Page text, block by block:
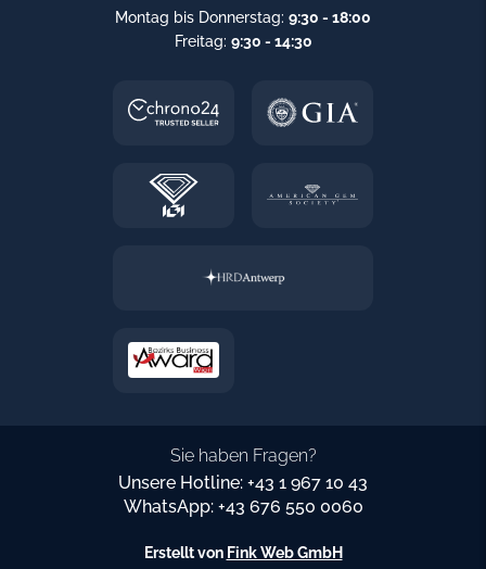
Montag bis Donnerstag: 9:30 - 18:00
Freitag: 9:30 - 14:30
Sie haben Fragen?
Unsere Hotline: +43 1 967 10 43
WhatsApp: +43 676 550 0060
Erstellt von Fink Web GmbH